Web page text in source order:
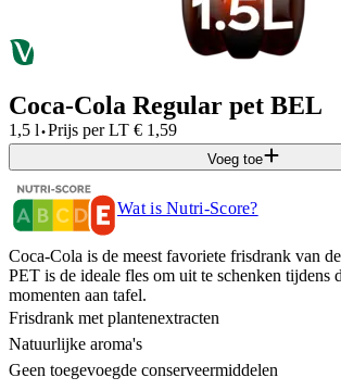
Coca-Cola Regular pet BEL
1,5 l·Prijs per LT € 1,59
Voeg toe
Wat is Nutri-Score?
Coca-Cola is de meest favoriete frisdrank van
PET is de ideale fles om uit te schenken tijdens
momenten aan tafel.
Frisdrank met plantenextracten
Natuurlijke aroma's
Geen toegevoegde conserveermiddelen